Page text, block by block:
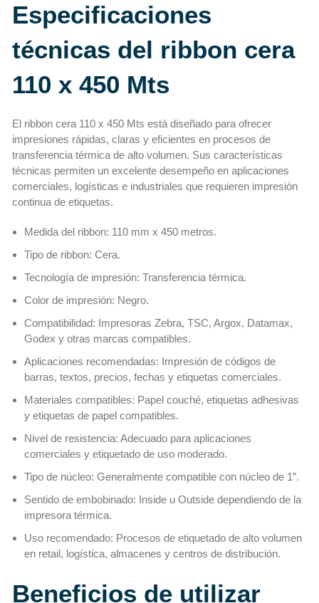
Especificaciones
técnicas del ribbon cera
110 x 450 Mts
El ribbon cera 110 x 450 Mts está diseñado para ofrecer
impresiones rápidas, claras y eficientes en procesos de
transferencia térmica de alto volumen. Sus características
técnicas permiten un excelente desempeño en aplicaciones
comerciales, logísticas e industriales que requieren impresión
continua de etiquetas.
Medida del ribbon: 110 mm x 450 metros.
Tipo de ribbon: Cera.
Tecnología de impresión: Transferencia térmica.
Color de impresión: Negro.
Compatibilidad: Impresoras Zebra, TSC, Argox, Datamax,
Godex y otras marcas compatibles.
Aplicaciones recomendadas: Impresión de códigos de
barras, textos, precios, fechas y etiquetas comerciales.
Materiales compatibles: Papel couché, etiquetas adhesivas
y etiquetas de papel compatibles.
Nivel de resistencia: Adecuado para aplicaciones
comerciales y etiquetado de uso moderado.
Tipo de núcleo: Generalmente compatible con núcleo de 1”.
Sentido de embobinado: Inside u Outside dependiendo de la
impresora térmica.
Uso recomendado: Procesos de etiquetado de alto volumen
en retail, logística, almacenes y centros de distribución.
Beneficios de utilizar